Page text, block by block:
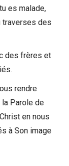
es malade,
traverses des
des frères et
rendre
la Parole de
en nous
à Son image